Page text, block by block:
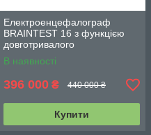
Електроенцефалограф
BRAINTEST 16 з функцією
довготривалого
відеомоніторингу
В наявності
396 000 ₴ 440 000 ₴
Купити